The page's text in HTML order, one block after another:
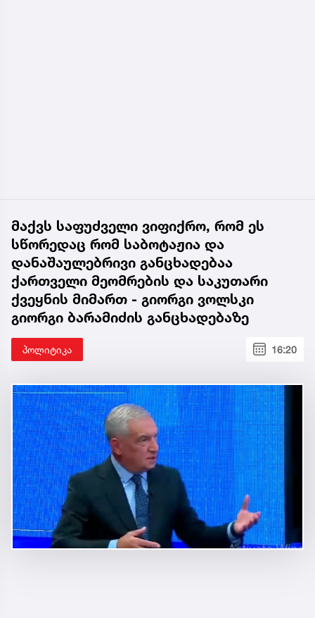
მაქვს საფუძველი ვიფიქრო, რომ ეს
სწორედაც რომ საბოტაჟია და
დანაშაულებრივი განცხადებაა
ქართველი მეომრების და საკუთარი
ქვეყნის მიმართ - გიორგი ვოლსკი
გიორგი ბარამიძის განცხადებაზე
პოლიტიკა 16:20